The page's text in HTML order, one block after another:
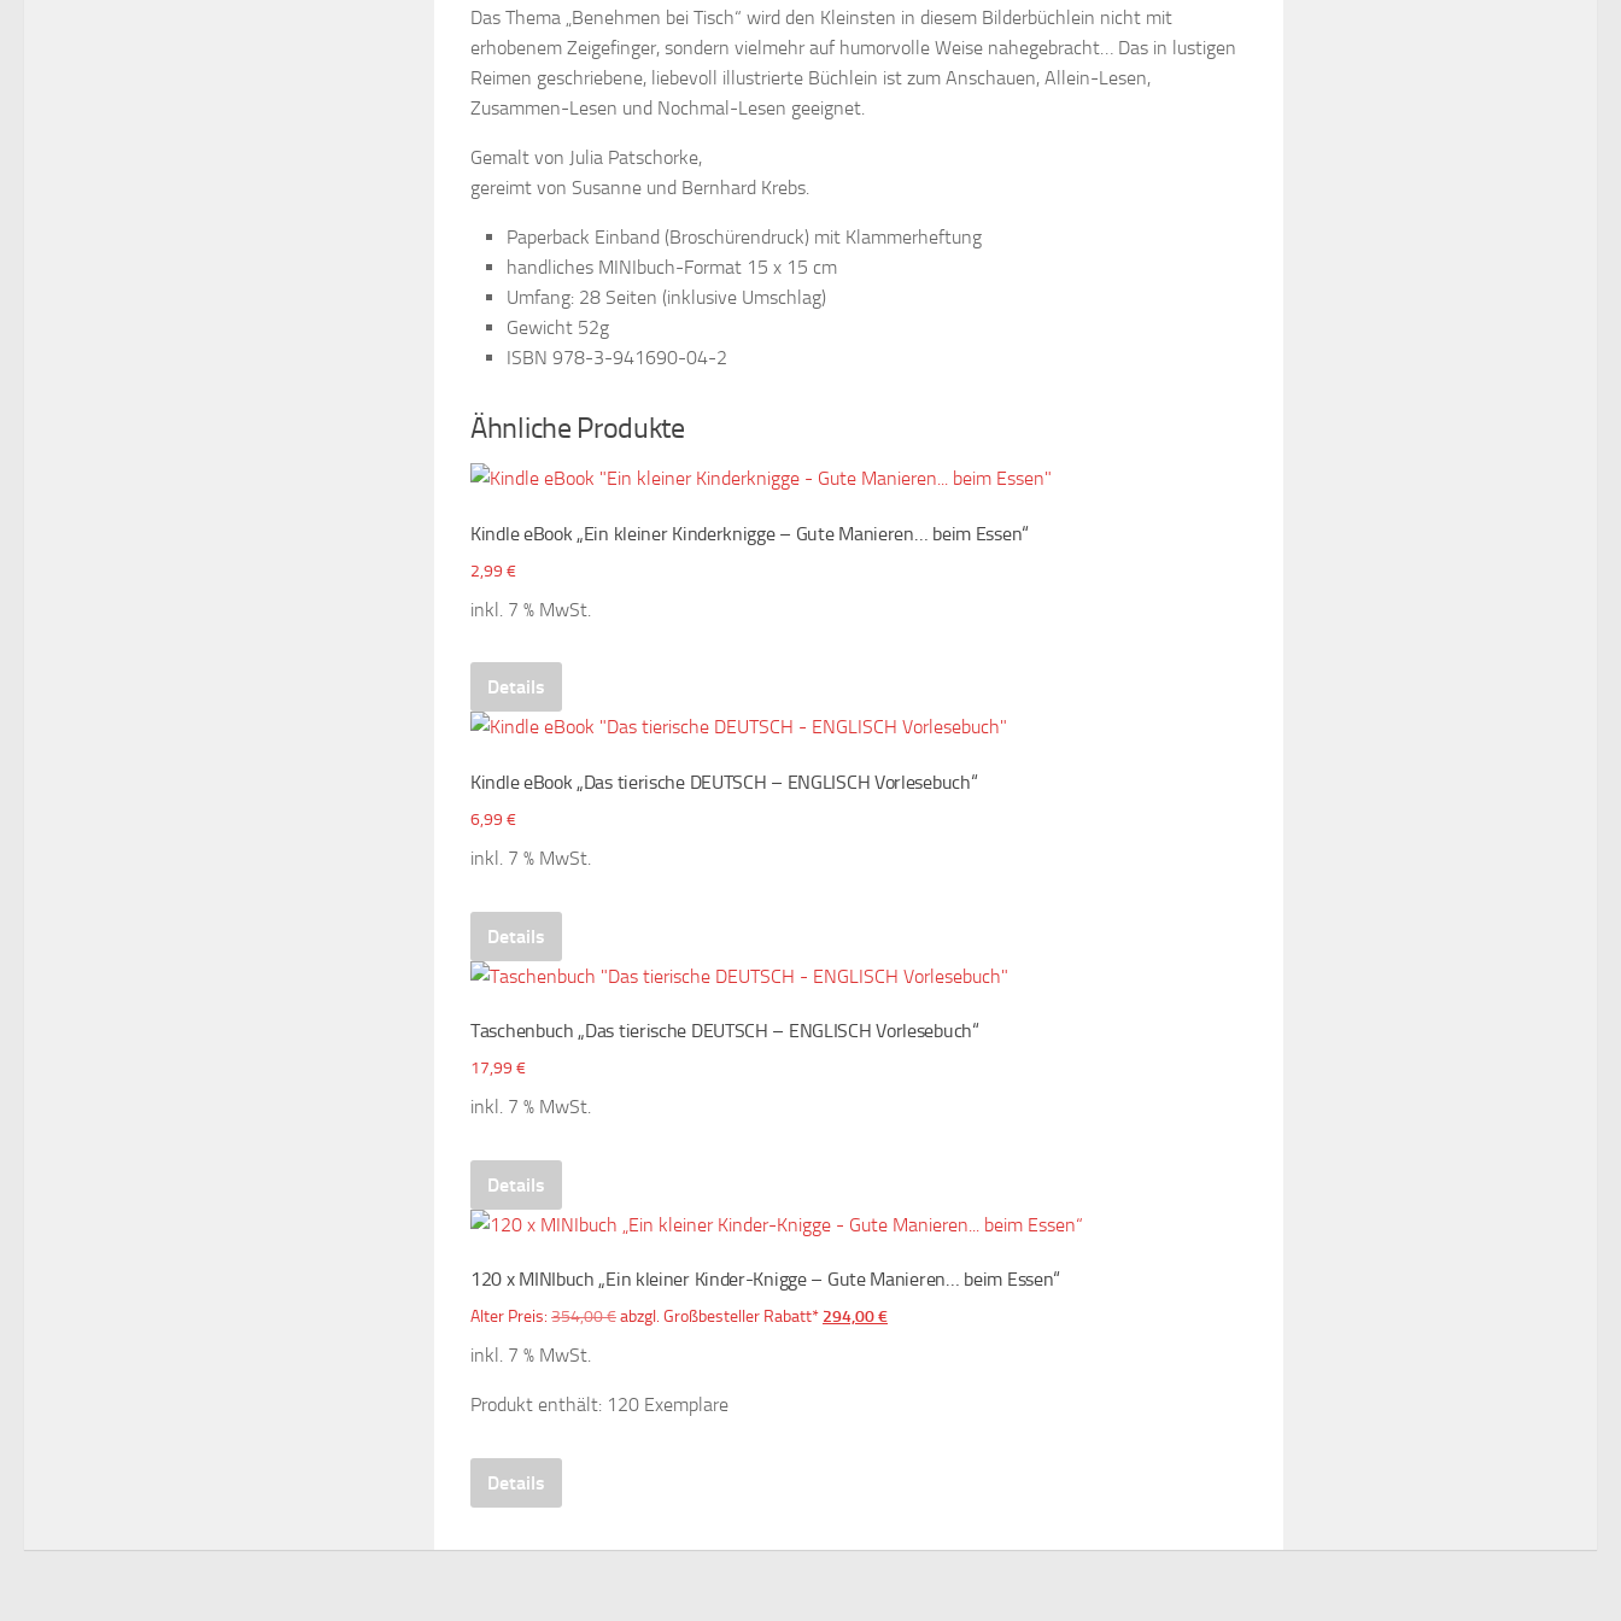
Das Thema „Benehmen bei Tisch“ wird den Kleinsten in diesem Bilderbüchlein nicht mit
erhobenem Zeigefinger, sondern vielmehr auf humorvolle Weise nahegebracht… Das in lustigen
Reimen geschriebene, liebevoll illustrierte Büchlein ist zum Anschauen, Allein-Lesen,
Zusammen-Lesen und Nochmal-Lesen geeignet.
Gemalt von Julia Patschorke,
gereimt von Susanne und Bernhard Krebs.
Paperback Einband (Broschürendruck) mit Klammerheftung
handliches MINIbuch-Format 15 x 15 cm
Umfang: 28 Seiten (inklusive Umschlag)
Gewicht 52g
ISBN 978-3-941690-04-2
Ähnliche Produkte
Kindle eBook „Ein kleiner Kinderknigge – Gute Manieren… beim Essen“
2,99 €
inkl. 7 % MwSt.
Details
Kindle eBook „Das tierische DEUTSCH – ENGLISCH Vorlesebuch“
6,99 €
inkl. 7 % MwSt.
Details
Taschenbuch „Das tierische DEUTSCH – ENGLISCH Vorlesebuch“
17,99 €
inkl. 7 % MwSt.
Details
120 x MINIbuch „Ein kleiner Kinder-Knigge – Gute Manieren… beim Essen“
Alter Preis: 354,00€Ursprünglicher
354,00 €
abzgl. Großbesteller Rabatt* 294,00€Aktueller
inkl. 7 % MwSt.
Produkt enthält: 120 Exemplare
Details